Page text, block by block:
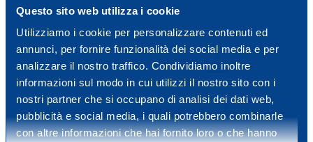
Questo sito web utilizza i cookie
Utilizziamo i cookie per personalizzare contenuti ed
annunci, per fornire funzionalità dei social media e per
analizzare il nostro traffico. Condividiamo inoltre
informazioni sul modo in cui utilizzi il nostro sito con i
nostri partner che si occupano di analisi dei dati web,
pubblicità e social media, i quali potrebbero combinarle
con altre informazioni che hai fornito loro o che hanno
12.00
AVVISO INDAGINE DI MERCATO
MANIFESTAZIONE DI INTERESSE